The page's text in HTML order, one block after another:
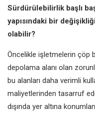
Sürdürülebilirlik başlı
yapısındaki bir
olabilir?
Öncelikle işletmelerin çöp
depolama alanı olan
bu alanları daha verimli
maliyetlerinden tasarruf
dışında yer altına